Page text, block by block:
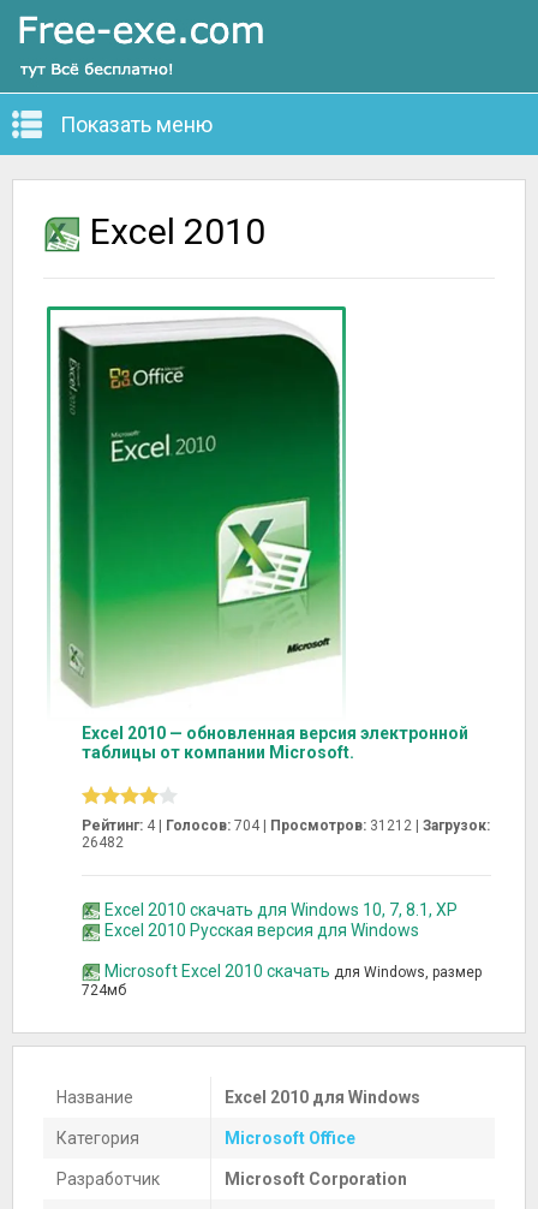
Показать меню
Excel 2010
Excel 2010 — обновленная версия электронной
таблицы от компании Microsoft.
Рейтинг: 4 | Голосов: 704 Просмотров: 31212 | Загрузок:
26482
Excel 2010 скачать для Windows 10, 7, 8.1, XP
Excel 2010 Русская версия для Windows
Microsoft Excel 2010 скачать для Windows, размер
724мб
Название Excel 2010 для Windows
Категория Microsoft Office
Разработчик Microsoft Corporation